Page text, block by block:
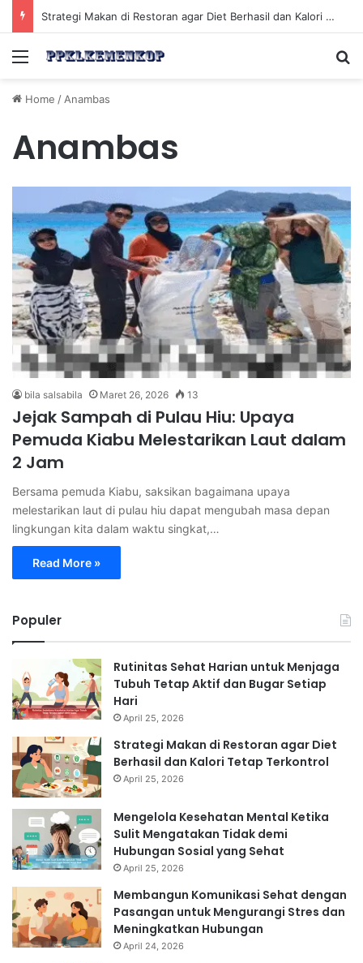
Strategi Makan di Restoran agar Diet Berhasil dan Kalori Tetap Terkontrol
Menu
Home / Anambas
Anambas
bila salsabila Maret 26, 2026 13
Jejak Sampah di Pulau Hiu: Upaya
Pemuda Kiabu Melestarikan Laut dalam
2 Jam
Bersama pemuda Kiabu, saksikan bagaimana upaya
melestarikan laut di pulau hiu dapat mengubah masa depan
lingkungan kita dalam waktu singkat,…
Read More »
Populer
Rutinitas Sehat Harian untuk Menjaga
Tubuh Tetap Aktif dan Bugar Setiap
Hari
April 25, 2026
Strategi Makan di Restoran agar Diet
Berhasil dan Kalori Tetap Terkontrol
April 25, 2026
Mengelola Kesehatan Mental Ketika
Sulit Mengatakan Tidak demi
Hubungan Sosial yang Sehat
April 25, 2026
Membangun Komunikasi Sehat dengan
Pasangan untuk Mengurangi Stres dan
Meningkatkan Hubungan
April 24, 2026